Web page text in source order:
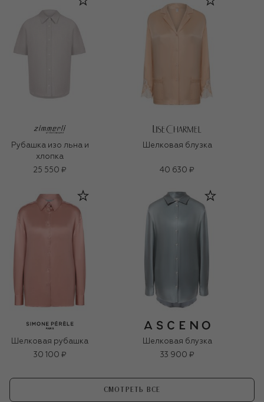
Рубашка изо льна и
хлопка
25 550 ₽
Шелковая блузка
40 630 ₽
Шелковая рубашка
30 100 ₽
Шелковая блузка
33 900 ₽
СМОТРЕТЬ ВСЕ